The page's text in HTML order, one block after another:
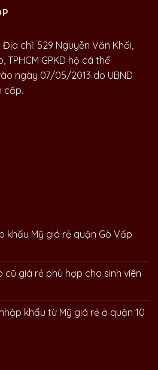
Địa chỉ: 529 Nguyễn Văn Khối,
TPHCM GPKD hộ cá thể
ngày 07/05/2013 do UBND
cấp.
khẩu Mỹ giá rẻ quận Gò Vấp
cũ giá rẻ phù hợp cho sinh viên
khẩu từ Mỹ giá rẻ ở quận 10